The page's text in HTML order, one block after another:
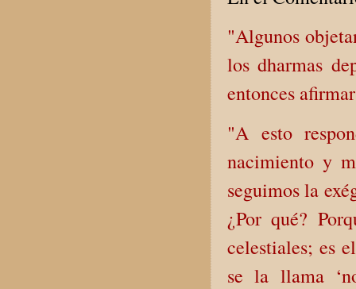
"Algunos
los dharmas
entonces
"A esto
nacimiento y
seguimos la
¿Por qué?
celestiales; es
se la llama